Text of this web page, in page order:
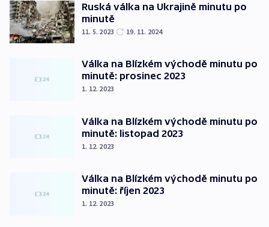
Ruská válka na Ukrajině minutu po
minutě
11. 5. 2023 19. 11. 2024
Válka na Blízkém východě minutu po
minutě: prosinec 2023
1. 12. 2023
Válka na Blízkém východě minutu po
minutě: listopad 2023
1. 12. 2023
Válka na Blízkém východě minutu po
minutě: říjen 2023
1. 12. 2023